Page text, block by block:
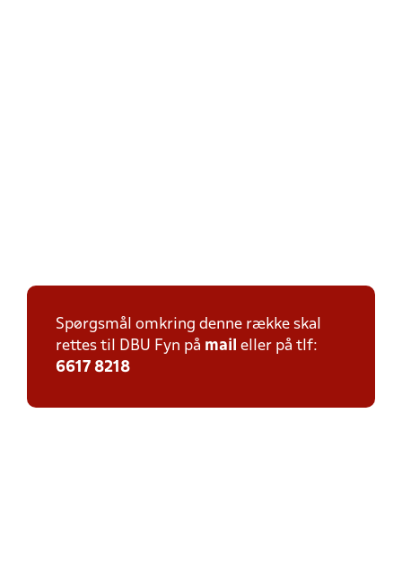
Spørgsmål omkring denne række skal
rettes til DBU Fyn på mail eller på tlf:
6617 8218